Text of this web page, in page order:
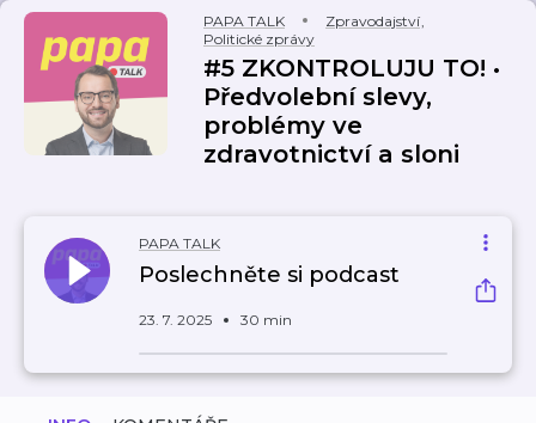
PAPA TALK Zpravodajství,
Politické zprávy
#5 ZKONTROLUJU TO! •
Předvolební slevy,
problémy ve
zdravotnictví a sloni
PAPA TALK
Poslechněte si podcast
23. 7. 2025 30 min